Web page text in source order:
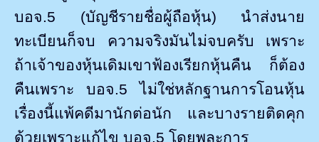
บอจ.5 (บัญชีรายชื่อผู้ถือหุ้น) นำส่งนาย
ทะเบียนก็จบ ความจริงมันไม่จบครับ เพราะ
ถ้าเจ้าของหุ้นเดิมเขาฟ้องเรียกหุ้นคืน ก็ต้อง
คืนเพราะ บอจ.5ไม่ใช่หลักฐานการโอนหุ้น
เรื่องนี้แพ้คดีมานักต่อนัก และบางรายติดคุก
ด้วยเพราะแก้ไข บอจ.5 โดยพละการ